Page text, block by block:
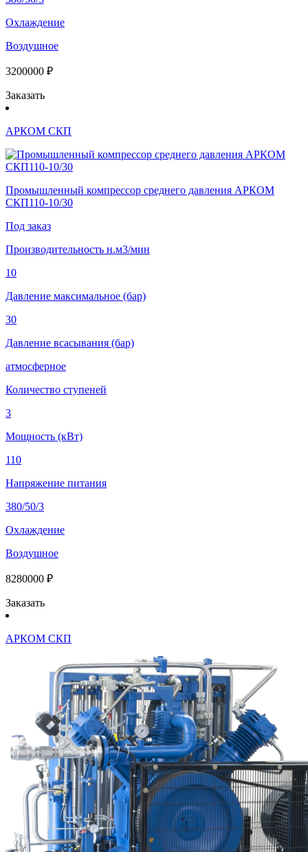
Охлаждение
Воздушное
3200000 ₽
Заказать
АРКОМ СКП
Промышленный компрессор среднего давления АРКОМ
СКП110-10/30
Под заказ
Производительность н.м3/мин
10
Давление максимальное (бар)
30
Давление всасывания (бар)
атмосферное
Количество ступеней
3
Мощность (кВт)
110
Напряжение питания
380/50/3
Охлаждение
Воздушное
8280000 ₽
Заказать
АРКОМ СКП